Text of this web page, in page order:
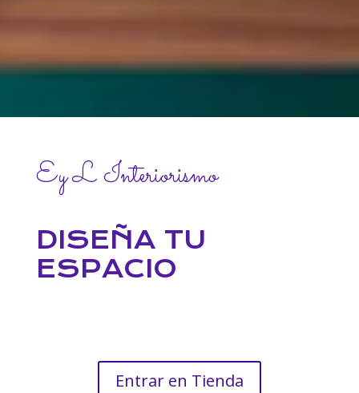
Ey L Interiorismo
DISEÑA TU
ESPACIO
Entrar en Tienda